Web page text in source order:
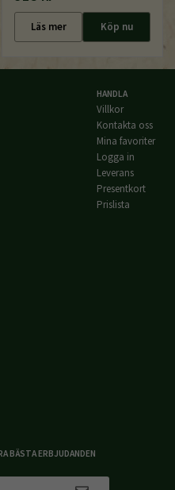
Läs mer Köp nu
HANDLA
Villkor
Kontakta oss
Mina favoriter
Logga in
Leverans
Presentkort
Prislista
BÄSTA ERBJUDANDEN